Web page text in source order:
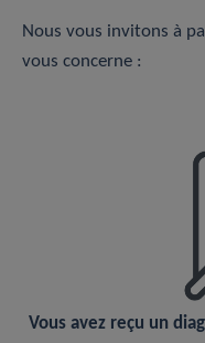
Nous vous invitons à
vous concerne :
Vous avez reçu un